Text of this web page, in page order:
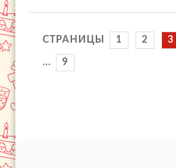
СТРАНИЦЫ 1 2 3
... 9